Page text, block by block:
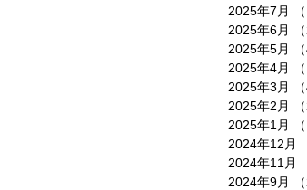
2025年7月
2025年6月
2025年5月
2025年4月
2025年3月
2025年2月
2025年1月
2024年12月
2024年11月
2024年9月